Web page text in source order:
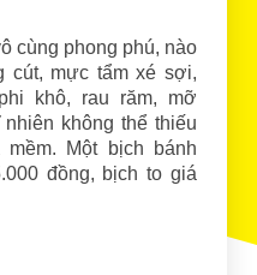
cùng phong phú, nào
cút, mực tẩm xé sợi,
khô, rau răm, mỡ
không thể thiếu
Một bịch bánh
đồng, bịch to giá